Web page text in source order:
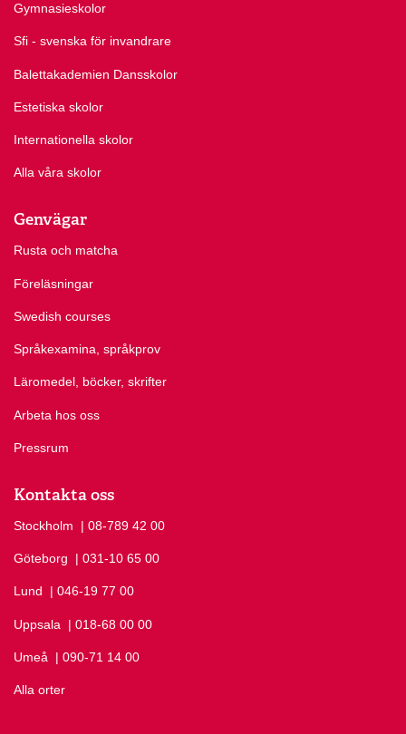
Gymnasieskolor
Sfi - svenska för invandrare
Balettakademien Dansskolor
Estetiska skolor
Internationella skolor
Alla våra skolor
Genvägar
Rusta och matcha
Föreläsningar
Swedish courses
Språkexamina, språkprov
Läromedel, böcker, skrifter
Arbeta hos oss
Pressrum
Kontakta oss
Stockholm Ring Stockholm på
| 08-789 42 00
Göteborg Ring Göteborg på
| 031-10 65 00
Lund Ring Lund på
| 046-19 77 00
Uppsala Ring Uppsala på
| 018-68 00 00
Umeå Ring Umeå på
| 090-71 14 00
Alla orter